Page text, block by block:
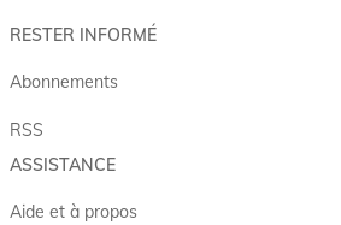
RESTER INFORMÉ
Abonnements
RSS
ASSISTANCE
Aide et à propos